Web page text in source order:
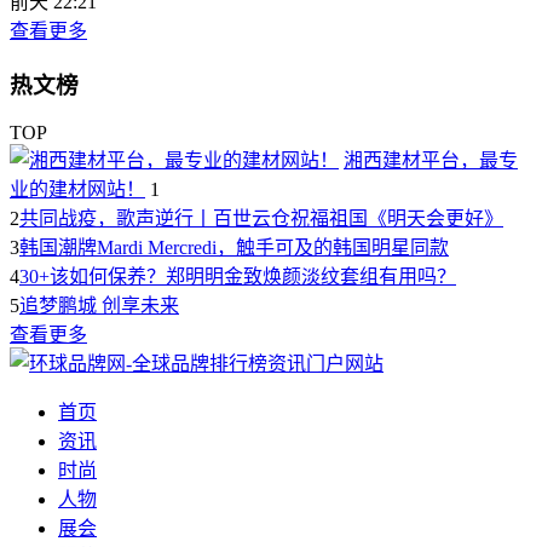
查看更多
热文榜
TOP
湘西建材平台，最专
业的建材网站！
1
2共同战疫，歌声逆行丨百世云仓祝福祖国《明天会更好》
3韩国潮牌Mardi Mercredi，触手可及的韩国明星同款
430+该如何保养？郑明明金致焕颜淡纹套组有用吗？
5追梦鹏城 创享未来
查看更多
首页
资讯
时尚
人物
展会